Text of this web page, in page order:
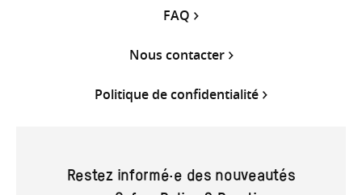
FAQ
Nous contacter
Politique de confidentialité
Restez informé·e des nouveautés